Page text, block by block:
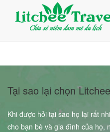
Giỏ Hàng (0)
Đăng nhập
Đăng ký
Tại sao lại chọn
Khi được hỏi tại sao họ lại rất
cho bạn bè và gia đình của họ,